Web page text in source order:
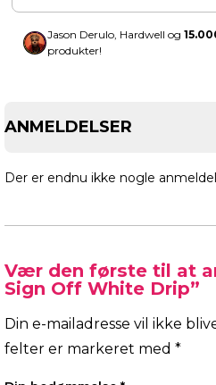
Jason Derulo, Hardwell og
produkter!
ANMELDELSER
Der er endnu ikke nogle
Vær den første til at
Sign Off White Drip”
Din e-mailadresse vil ikke
felter er markeret med *